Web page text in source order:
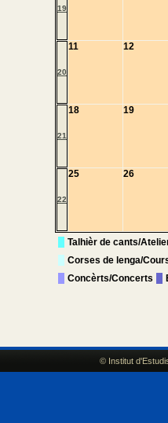
19
20
11 12
21
18 19
22
25 26
Talhièr de cants/
Corses de lenga/
Concèrts/Concerts
© Institut